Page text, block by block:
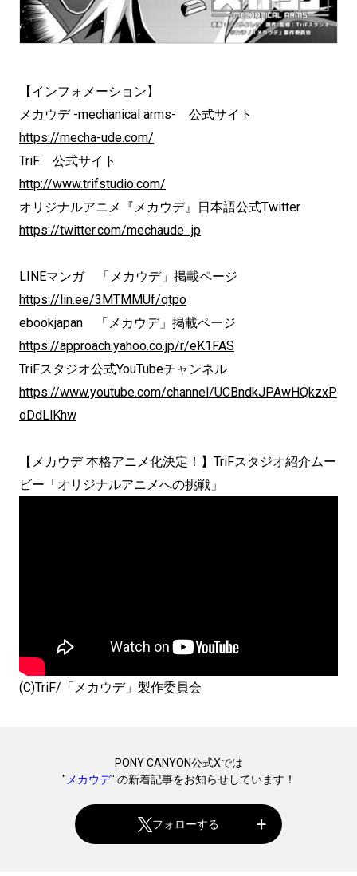
【インフォメーション】
メカウデ -mechanical arms- 公式サイト
https://mecha-ude.com/
TriF 公式サイト
http://www.trifstudio.com/
オリジナルアニメ『メカウデ』日本語公式Twitter
https://twitter.com/mechaude_jp
LINEマンガ 「メカウデ」掲載ページ
https://lin.ee/3MTMMUf/qtpo
ebookjapan 「メカウデ」掲載ページ
https://approach.yahoo.co.jp/r/eK1FAS
TriFスタジオ公式YouTubeチャンネル
https://www.youtube.com/channel/UCBndkJPAwHQkzxP
oDdLlKhw
【メカウデ 本格アニメ化決定！】TriFスタジオ紹介ムー
ビー「オリジナルアニメへの挑戦」
(C)TriF/「メカウデ」製作委員会
PONY CANYON公式Xでは
" メカウデ" の新着記事をお知らせしています！
フォローする